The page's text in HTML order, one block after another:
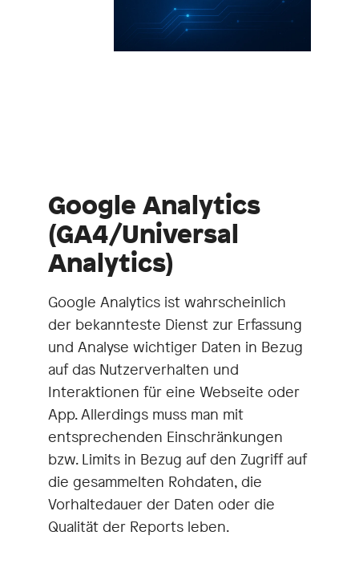
Google Analytics
(GA4/Universal
Analytics)
Google Analytics ist wahrscheinlich
der bekannteste Dienst zur Erfassung
und Analyse wichtiger Daten in Bezug
auf das Nutzerverhalten und
Interaktionen für eine Webseite oder
App. Allerdings muss man mit
entsprechenden Einschränkungen
bzw. Limits in Bezug auf den Zugriff auf
die gesammelten Rohdaten, die
Vorhaltedauer der Daten oder die
Qualität der Reports leben.